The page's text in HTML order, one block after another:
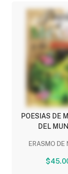
POESIAS DE
DEL
ERASMO DE